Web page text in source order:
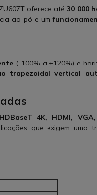
ZU607T oferece até30 000
ao pó e um
(-100% a +120%) e
trapezoidal vertical
HDBaseT 4K, HDMI,
que exigem uma